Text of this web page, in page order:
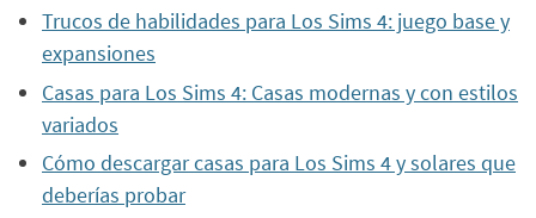
Trucos de habilidades para Los Sims 4: juego base y
expansiones
Casas para Los Sims 4: Casas modernas y con estilos
variados
Cómo descargar casas para Los Sims 4 y solares que
deberías probar